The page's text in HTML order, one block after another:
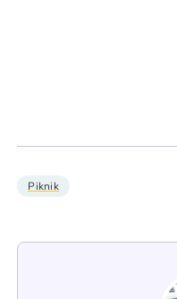
Piknik